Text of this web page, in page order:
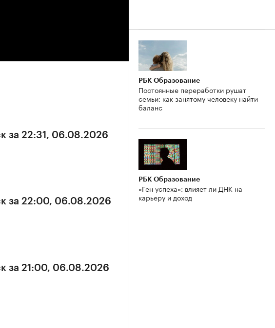
за 22:31, 06.08.2026
за 22:00, 06.08.2026
за 21:00, 06.08.2026
РБК Образование
Постоянные переработки рушат
семьи: как занятому человеку найти
баланс
РБК Образование
«Ген успеха»: влияет ли ДНК на
карьеру и доход